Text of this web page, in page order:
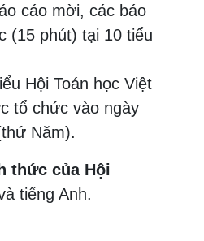
cáo mời, các báo
(15 phút) tại 10 tiểu
Hội Toán học Việt
tổ chức vào ngày
Năm).
thức của Hội
tiếng Anh.